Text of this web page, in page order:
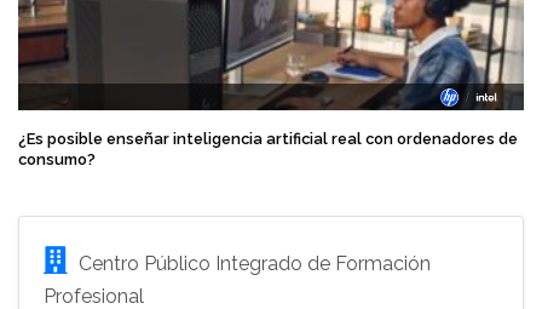
¿Es posible enseñar inteligencia artificial real con ordenadores de
consumo?
Centro Público Integrado de Formación
Profesional